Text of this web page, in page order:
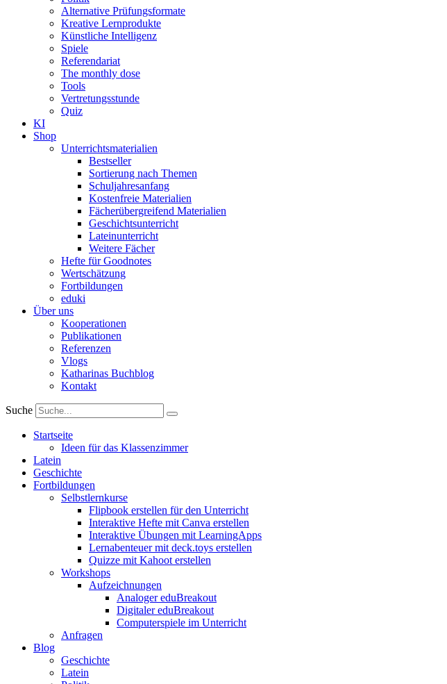
Alternative Prüfungsformate
Kreative Lernprodukte
Künstliche Intelligenz
Spiele
Referendariat
The monthly dose
Tools
Vertretungsstunde
Quiz
KI
Shop
Unterrichtsmaterialien
Bestseller
Sortierung nach Themen
Schuljahresanfang
Kostenfreie Materialien
Fächerübergreifend Materialien
Geschichtsunterricht
Lateinunterricht
Weitere Fächer
Hefte für Goodnotes
Wertschätzung
Fortbildungen
eduki
Über uns
Kooperationen
Publikationen
Referenzen
Vlogs
Katharinas Buchblog
Kontakt
Suche
Startseite
Ideen für das Klassenzimmer
Latein
Geschichte
Fortbildungen
Selbstlernkurse
Flipbook erstellen für den Unterricht
Interaktive Hefte mit Canva erstellen
Interaktive Übungen mit LearningApps
Lernabenteuer mit deck.toys erstellen
Quizze mit Kahoot erstellen
Workshops
Aufzeichnungen
Analoger eduBreakout
Digitaler eduBreakout
Computerspiele im Unterricht
Anfragen
Blog
Geschichte
Latein